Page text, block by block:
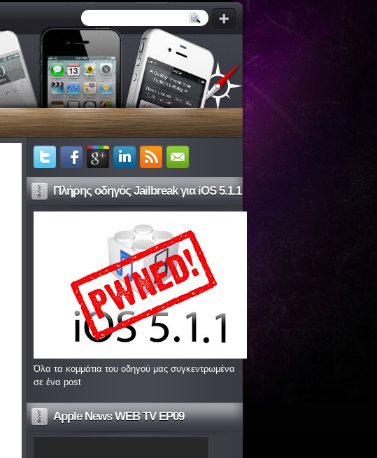
Πλήρης οδηγός Jailbreak για iOS 5.1.1
Όλα τα κομμάτια του οδηγού μας συγκεντρωμένα
σε ένα post
Apple News WEB TV EP09